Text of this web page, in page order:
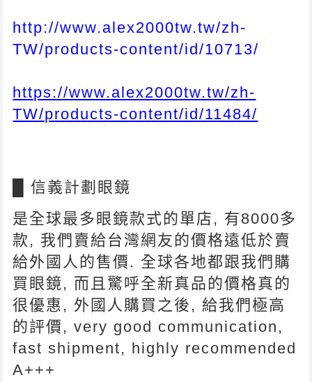
http://www.alex2000tw.tw/zh-
TW/products-content/id/10713/
https://www.alex2000tw.tw/zh-
TW/products-content/id/11484/
█ 信義計劃眼鏡
是全球最多眼鏡款式的單店, 有8000多
款, 我們賣給台灣網友的價格遠低於賣
給外國人的售價. 全球各地都跟我們購
買眼鏡, 而且驚呼全新真品的價格真的
很優惠, 外國人購買之後, 給我們極高
的評價, very good communication,
fast shipment, highly recommended
A+++